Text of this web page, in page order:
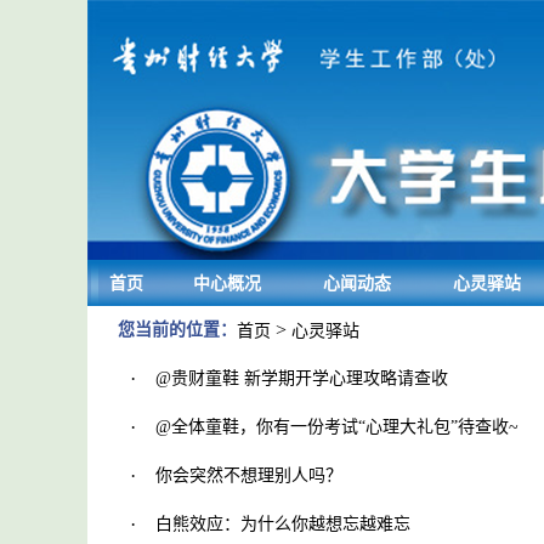
首页 中心概况 心闻动态 心灵驿站
您当前的位置： 首页 > 心灵驿站
· @贵财童鞋 新学期开学心理攻略请查收
· @全体童鞋，你有一份考试“心理大礼包”待查收~
· 你会突然不想理别人吗？
· 白熊效应：为什么你越想忘越难忘